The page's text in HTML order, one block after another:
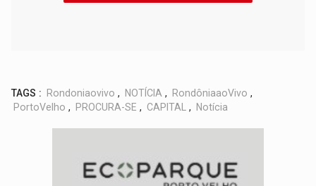
TAGS : Rondoniaovivo , NOTÍCIA , RondôniaaoVivo ,
PortoVelho , PROCURA-SE , CAPITAL , Notícia